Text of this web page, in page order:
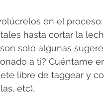
en el
hasta cortar la
solo algunas
a ti? Cuéntame
libre de taggear y
etc).